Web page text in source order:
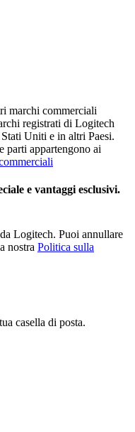
marchi commerciali
registrati di Logitech
Uniti e in altri Paesi.
parti appartengono ai
e vantaggi esclusivi.
Logitech. Puoi annullare
nostra Politica sulla
casella di posta.